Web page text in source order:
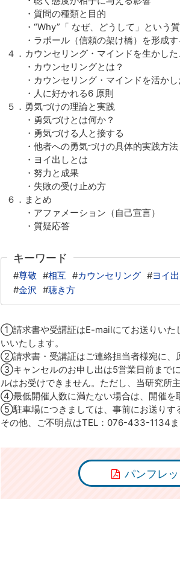
・質問の種類と目的
・“Why”「 なぜ、どうして」という質
・ラポール（信頼の架け橋）を形成す
４．カウンセリング・マインドを生かし
・カウンセリングとは？
・カウンセリング・マインドを活かし
・人に好かれる6 原則
５．勇気づけの理論と実践
・勇気づけとは何か？
・勇気づける人と接する
・他者への勇気づけの具体的実践方法
・ヨイ出しとは
・努力と成果
・失敗の受け止め方
６．まとめ
・アファメーション（自己宣言）
・質疑応答
キーワード
#尊敬 #相互 #カウンセリング #ヨイ
#金沢 #聴き方
①請求書や受講証はE-mailにてお送りいた
いいたします。
②請求書・受講証はご連絡担当者様宛に、
③キャンセルのお申し出は5営業日前まで
ルはお受けできません。ただし、当研究所
④最低開催人数に満たない場合は、開催を
⑤駐車場につきましては、事前にお送りす
その他、ご不明点はTEL：076-433-1134
パンフレッ